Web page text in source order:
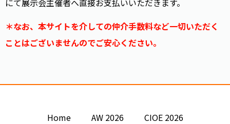
にて展示会主催者へ直接お支払いいただきます。
＊なお、本サイトを介しての仲介手数料など一切いただく
ことはございませんのでご安心ください。
Home AW 2026
CIOE 2026